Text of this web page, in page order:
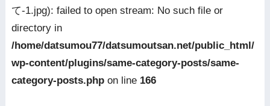
て-1.jpg): failed to open stream: No such file or
directory in
/home/datsumou77/datsumoutsan.net/public_html/
wp-content/plugins/same-category-posts/same-
category-posts.phpon line 166